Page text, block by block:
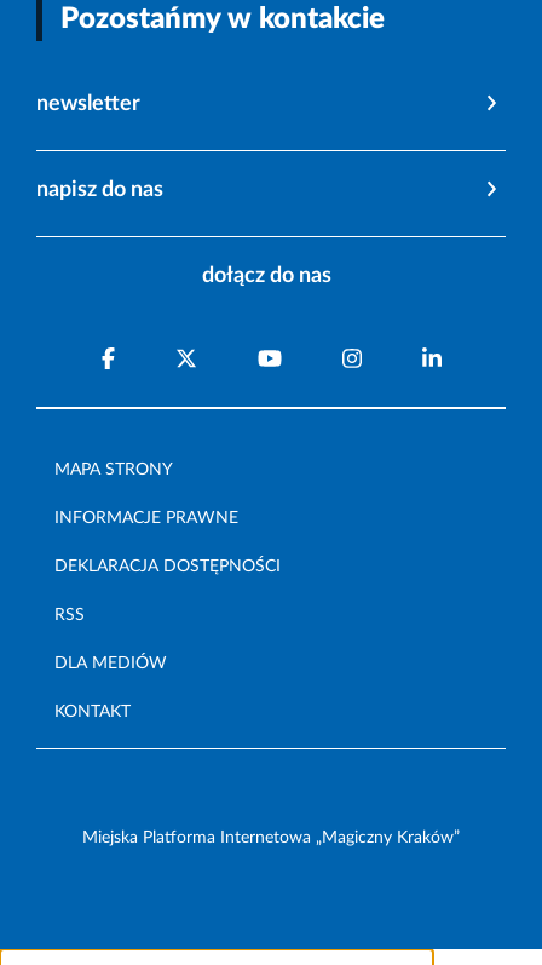
Pozostańmy w kontakcie
newsletter
napisz do nas
dołącz do nas
MAPA STRONY
INFORMACJE PRAWNE
DEKLARACJA DOSTĘPNOŚCI
RSS
DLA MEDIÓW
KONTAKT
Miejska Platforma Internetowa „Magiczny Kraków”